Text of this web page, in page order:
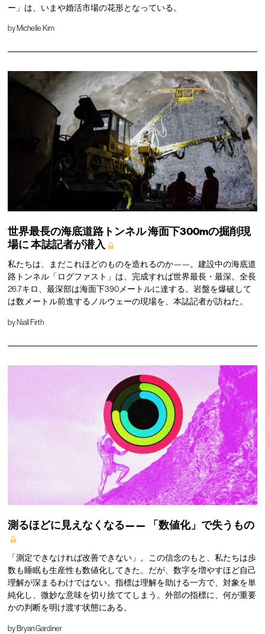
ー」は、いまや婚活市場の花形となっている。
by Michelle Kim
世界最長の海底道路トンネル海面下300mの掘削現
場に本誌記者が潜入
私たちは、まだこれほどのものを造れるのか——。建設中の海底道
路トンネル「ログファスト」は、完成すれば世界最長・最深。全長
26.7キロ、最深部は海面下390メートルに達する。岩盤を爆破して
は数メートル前進するノルウェーの現場を、本誌記者が訪ねた。
byNiall Firth
測るほどに見えなくなる—— 「数値化」で失うもの
「測定できなければ改善できない」。この信念のもと、私たちは歩
数も睡眠も生産性も数値化してきた。だが、数字を増やすほど自己
理解が深まるわけではない。指標は理解を助ける一方で、対象を単
純化し、微妙な意味を切り捨ててしまう。外部の指標に、何が重要
かの判断を明け渡す状態にある。
by Bryan Gardiner